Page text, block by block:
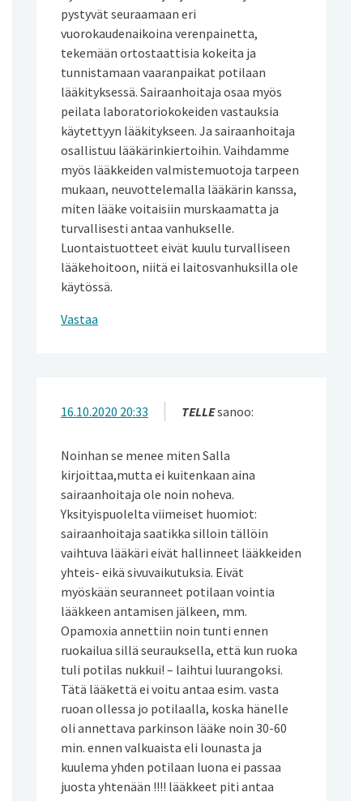
pystyvät seuraamaan eri
vuorokaudenaikoina verenpainetta,
tekemään ortostaattisia kokeita ja
tunnistamaan vaaranpaikat potilaan
lääkityksessä. Sairaanhoitaja osaa myös
peilata laboratoriokokeiden vastauksia
käytettyyn lääkitykseen. Ja sairaanhoitaja
osallistuu lääkärinkiertoihin. Vaihdamme
myös lääkkeiden valmistemuotoja tarpeen
mukaan, neuvottelemalla lääkärin kanssa,
miten lääke voitaisiin murskaamatta ja
turvallisesti antaa vanhukselle.
Luontaistuotteet eivät kuulu turvalliseen
lääkehoitoon, niitä ei laitosvanhuksilla ole
käytössä.
Vastaa
TELLEsanoo:
16.10.2020 20:33
Noinhan se menee miten Salla
kirjoittaa,mutta ei kuitenkaan aina
sairaanhoitaja ole noin noheva.
Yksityispuolelta viimeiset huomiot:
sairaanhoitaja saatikka silloin tällöin
vaihtuva lääkäri eivät hallinneet lääkkeiden
yhteis- eikä sivuvaikutuksia. Eivät
myöskään seuranneet potilaan vointia
lääkkeen antamisen jälkeen, mm.
Opamoxia annettiin noin tunti ennen
ruokailua sillä seurauksella, että kun ruoka
tuli potilas nukkui! – laihtui luurangoksi.
Tätä lääkettä ei voitu antaa esim. vasta
ruoan ollessa jo potilaalla, koska hänelle
oli annettava parkinson lääke noin 30-60
min. ennen valkuaista eli lounasta ja
kuulema yhden potilaan luona ei passaa
juosta yhtenään !!!! lääkkeet piti antaa